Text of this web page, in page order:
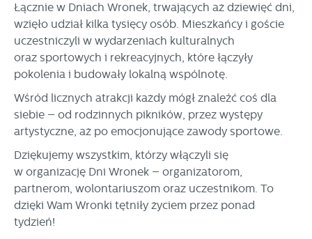
Łącznie w Dniach Wronek, trwających aż dziewięć dni,
wzięło udział kilka tysięcy osób. Mieszkańcy i goście
uczestniczyli w wydarzeniach kulturalnych
oraz sportowych i rekreacyjnych, które łączyły
pokolenia i budowały lokalną wspólnotę.
Wśród licznych atrakcji każdy mógł znaleźć coś dla
siebie – od rodzinnych pikników, przez występy
artystyczne, aż po emocjonujące zawody sportowe.
Dziękujemy wszystkim, którzy włączyli się
w organizację Dni Wronek – organizatorom,
partnerom, wolontariuszom oraz uczestnikom. To
dzięki Wam Wronki tętniły życiem przez ponad
tydzień!
użytkowników. Zgromadzone informacje są przetwarzane w
formie zanonimizowanej. Wyrażenie zgody na analityczne
pliki cookies gwarantuje dostępność wszystkich
funkcjonalności.
Dzięki reklamowym plikom cookies prezentujemy Ci
najciekawsze informacje i aktualności na stronach naszych
partnerów.
Promocyjne pliki cookies służą do prezentowania Ci naszych
komunikatów na podstawie analizy Twoich upodobań oraz
internetowej. Treści promocyjne mogą pojawić się na
stronach podmiotów trzecich lub firm będących naszymi
partnerami oraz innych dostawców usług. Firmy te działają
postaci wiadomości, ofert, komunikatów mediów
społecznościowych.
Więcej